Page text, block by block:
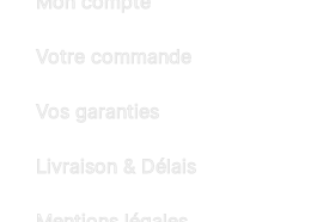
Votre commande
Vos garanties
Livraison & Délais